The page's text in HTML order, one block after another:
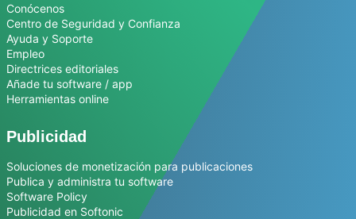
Conócenos
Centro de Seguridad y Confianza
Ayuda y Soporte
Empleo
Directrices editoriales
Añade tu software / app
Herramientas online
Publicidad
Soluciones de monetización para publicaciones
Publica y administra tu software
Software Policy
Publicidad en Softonic